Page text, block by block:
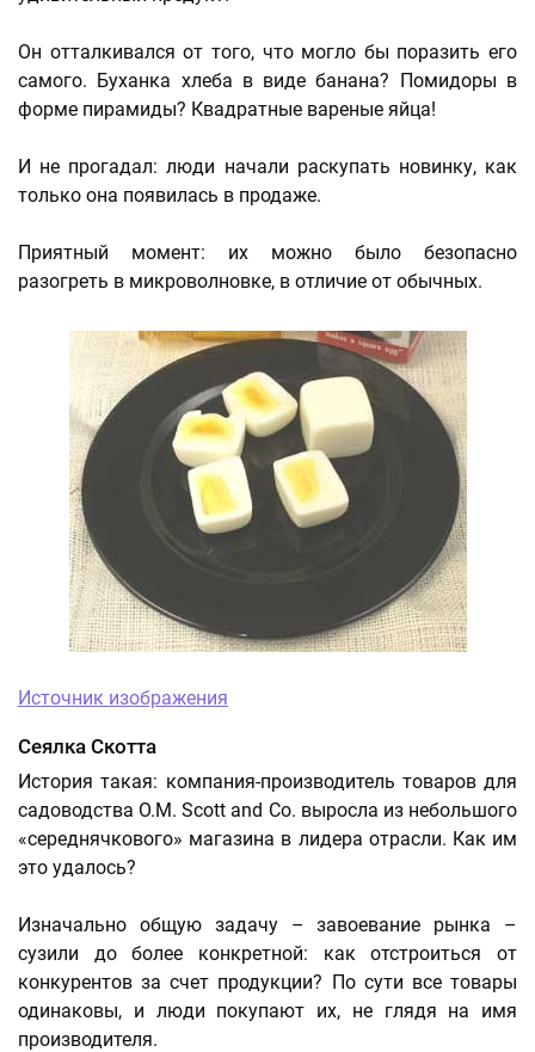
Он отталкивался от того, что могло бы поразить его
самого. Буханка хлеба в виде банана? Помидоры в
форме пирамиды? Квадратные вареные яйца!
И не прогадал: люди начали раскупать новинку, как
только она появилась в продаже.
Приятный момент: их можно было безопасно
разогреть в микроволновке, в отличие от обычных.
Источник изображения
Сеялка Скотта
История такая: компания-производитель товаров для
садоводства O.M. Scott and Co. выросла из небольшого
«середнячкового» магазина в лидера отрасли. Как им
это удалось?
Изначально общую задачу – завоевание рынка –
сузили до более конкретной: как отстроиться от
конкурентов за счет продукции? По сути все товары
одинаковы, и люди покупают их, не глядя на имя
производителя.